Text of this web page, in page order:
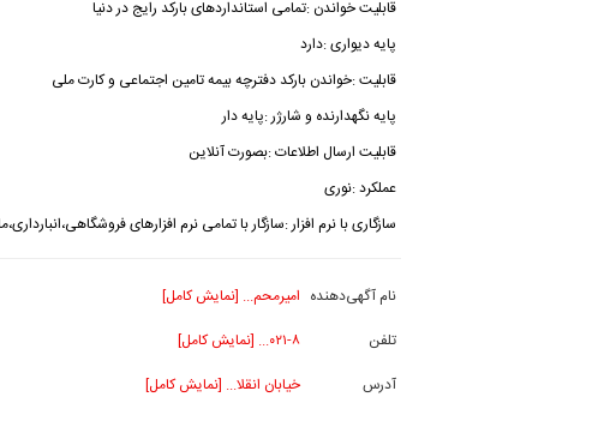
قابلیت خواندن :تمامی استانداردهای بارکد رایج در دنیا
پایه دیواری :دارد
قابلیت :خواندن بارکد دفترچه بیمه تامین اجتماعی و کارت ملی
پایه نگهدارنده و شارژر :پایه دار
قابلیت ارسال اطلاعات :بصورت آنلاین
عملکرد :نوری
سازگاری با نرم افزار :سازگار با تمامی نرم افزارهای
نام آگهی‌دهنده امیرمحم... [نمایش کامل]
تلفن
۰۲۱-۸... [نمایش کامل]
آدرس
خیابان انقلا... [نمایش کامل]